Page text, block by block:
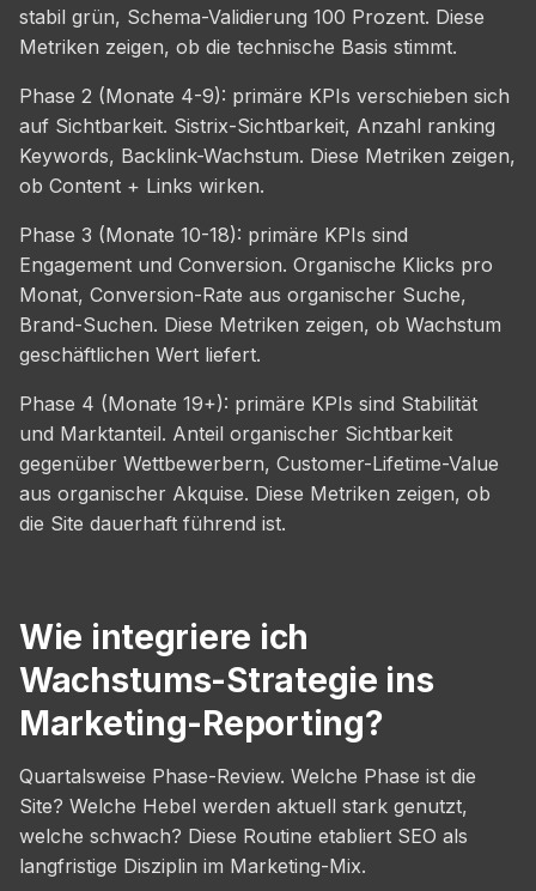
stabil grün, Schema-Validierung 100 Prozent. Diese
Metriken zeigen, ob die technische Basis stimmt.
Phase 2 (Monate 4-9): primäre KPIs verschieben sich
auf Sichtbarkeit. Sistrix-Sichtbarkeit, Anzahl ranking
Keywords, Backlink-Wachstum. Diese Metriken zeigen,
ob Content + Links wirken.
Phase 3 (Monate 10-18): primäre KPIs sind
Engagement und Conversion. Organische Klicks pro
Monat, Conversion-Rate aus organischer Suche,
Brand-Suchen. Diese Metriken zeigen, ob Wachstum
geschäftlichen Wert liefert.
Phase 4 (Monate 19+): primäre KPIs sind Stabilität
und Marktanteil. Anteil organischer Sichtbarkeit
gegenüber Wettbewerbern, Customer-Lifetime-Value
aus organischer Akquise. Diese Metriken zeigen, ob
die Site dauerhaft führend ist.
Wie integriere ich
Wachstums-Strategie ins
Marketing-Reporting?
Quartalsweise Phase-Review. Welche Phase ist die
Site? Welche Hebel werden aktuell stark genutzt,
welche schwach? Diese Routine etabliert SEO als
langfristige Disziplin im Marketing-Mix.